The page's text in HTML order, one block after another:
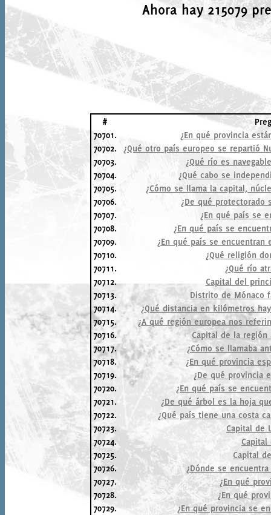
Ahora hay 215079
#
70701.
¿En qué provincia
70702.
¿Qué otro país europeo se repartió
70703.
¿Qué río es
70704.
¿Qué cabo se
70705.
¿Cómo se llama la capital,
70706.
¿De qué protectorado
70707.
¿En qué país se
70708.
¿En qué país se
70709.
¿En qué país se encuentran
70710.
¿Qué religión
70711.
¿Qué río
70712.
Capital del
70713.
Distrito de Mónaco
70714.
¿Qué distancia en kilómetros
70715.
¿A qué región europea nos
70716.
Capital de la región
70717.
¿Cómo se llamaba
70718.
¿En qué provincia
70719.
¿De qué provincia
70720.
¿En qué país se
70721.
¿De qué árbol es la hoja
70722.
¿Qué país tiene una costa
70723.
Capital de
70724.
70725.
Capital
70726.
¿Dónde se
70727.
¿En qué
70728.
¿En qué
70729.
¿En qué provincia se